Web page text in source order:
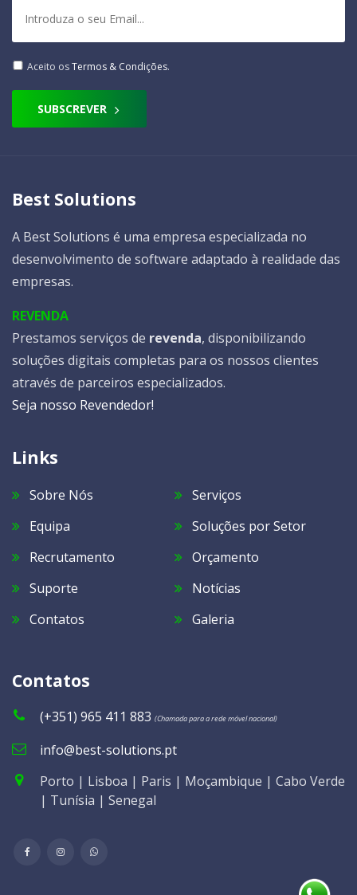
Aceito osTermos & Condições.
SUBSCREVER
Best Solutions
A Best Solutions é uma empresa especializada no
desenvolvimento de software adaptado à realidade das
empresas.
REVENDA
Prestamos serviços de revenda, disponibilizando
soluções digitais completas para os nossos clientes
através de parceiros especializados.
Seja nosso Revendedor!
Links
Sobre Nós
Serviços
Equipa
Soluções por Setor
Recrutamento
Orçamento
Suporte
Notícias
Contatos
Galeria
Contatos
(+351) 965 411 883 (Chamada para a rede móvel nacional)
info@best-solutions.pt
Porto | Lisboa | Paris | Moçambique | Cabo Verde
| Tunísia | Senegal